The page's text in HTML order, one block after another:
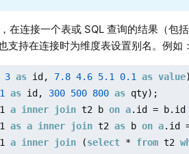
在连接一个表或 SQL 查询的结果（包
支持在连接时为维度表设置别名。例如：
3 as id, 7.8 4.6 5.1 0.1 as value)
1 as id, 300 500 800 as
a inner join t2 b on a
as a inner join t2 as b on a
a inner join (select * from t2